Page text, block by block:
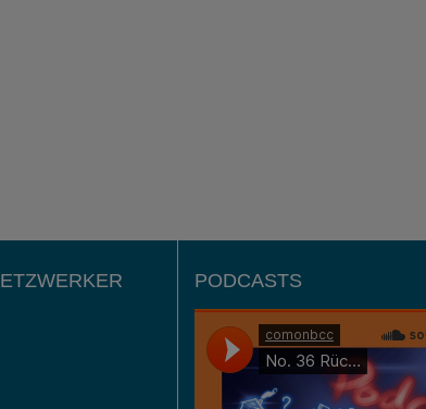
PODCASTS